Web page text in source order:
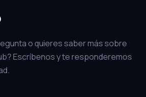
o quieres saber más sobre
Escríbenos y te responderemos